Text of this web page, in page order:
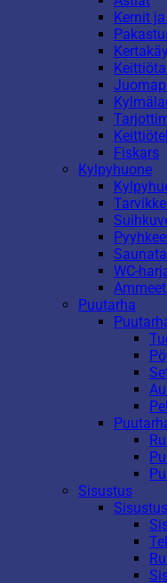
Kernit
Fiskars
Kylpyhuone
WC-
Puutarha
Sisustus
Sisustus